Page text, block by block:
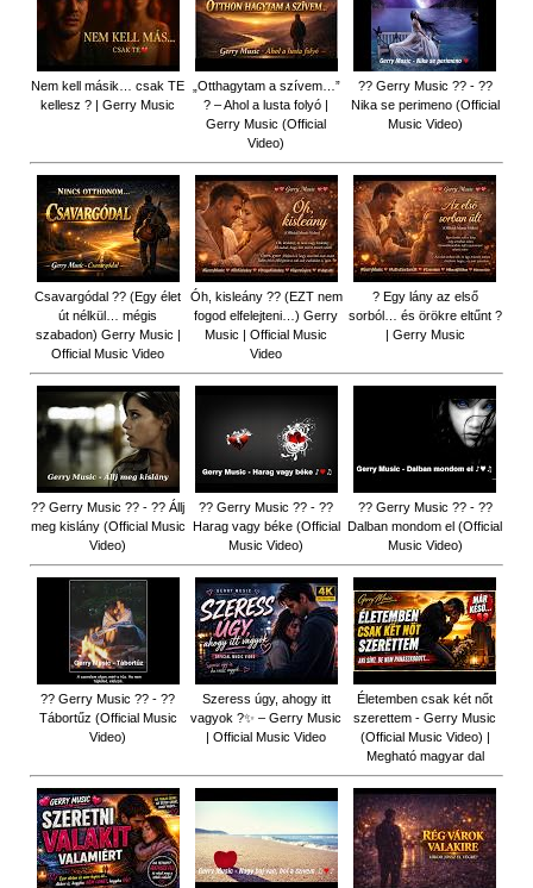
Nem kell másik… csak TE
kellesz ? | Gerry Music
„Otthagytam a szívem…”
? – Ahol a lusta folyó |
Gerry Music (Official
Video)
?? Gerry Music ?? - ??
Nika se perimeno (Official
Music Video)
Csavargódal ?? (Egy élet
út nélkül… mégis
szabadon) Gerry Music |
Official Music Video
Óh, kisleány ?? (EZT nem
fogod elfelejteni…) Gerry
Music | Official Music
Video
? Egy lány az első
sorból… és örökre eltűnt ?
| Gerry Music
?? Gerry Music ?? - ?? Állj
meg kislány (Official Music
Video)
?? Gerry Music ?? - ??
Harag vagy béke (Official
Music Video)
?? Gerry Music ?? - ??
Dalban mondom el (Official
Music Video)
?? Gerry Music ?? - ??
Tábortűz (Official Music
Video)
Szeress úgy, ahogy itt
vagyok ?✨ – Gerry Music
| Official Music Video
Életemben csak két nőt
szerettem - Gerry Music
(Official Music Video) |
Megható magyar dal